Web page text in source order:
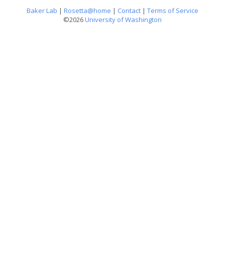
Baker Lab | Rosetta@home | Contact | Terms of Service
©2026University of Washington